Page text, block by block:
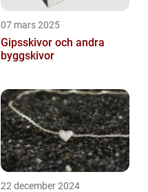
07 mars 2025
Gipsskivor och andra
byggskivor
22 december 2024